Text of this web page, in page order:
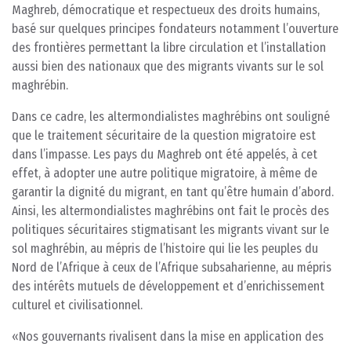
Maghreb, démocratique et respectueux des droits humains,
basé sur quelques principes fondateurs notamment l’ouverture
des frontières permettant la libre circulation et l’installation
aussi bien des nationaux que des migrants vivants sur le sol
maghrébin.
Dans ce cadre, les altermondialistes maghrébins ont souligné
que le traitement sécuritaire de la question migratoire est
dans l’impasse. Les pays du Maghreb ont été appelés, à cet
effet, à adopter une autre politique migratoire, à même de
garantir la dignité du migrant, en tant qu’être humain d’abord.
Ainsi, les altermondialistes maghrébins ont fait le procès des
politiques sécuritaires stigmatisant les migrants vivant sur le
sol maghrébin, au mépris de l’histoire qui lie les peuples du
Nord de l’Afrique à ceux de l’Afrique subsaharienne, au mépris
des intérêts mutuels de développement et d’enrichissement
culturel et civilisationnel.
«Nos gouvernants rivalisent dans la mise en application des